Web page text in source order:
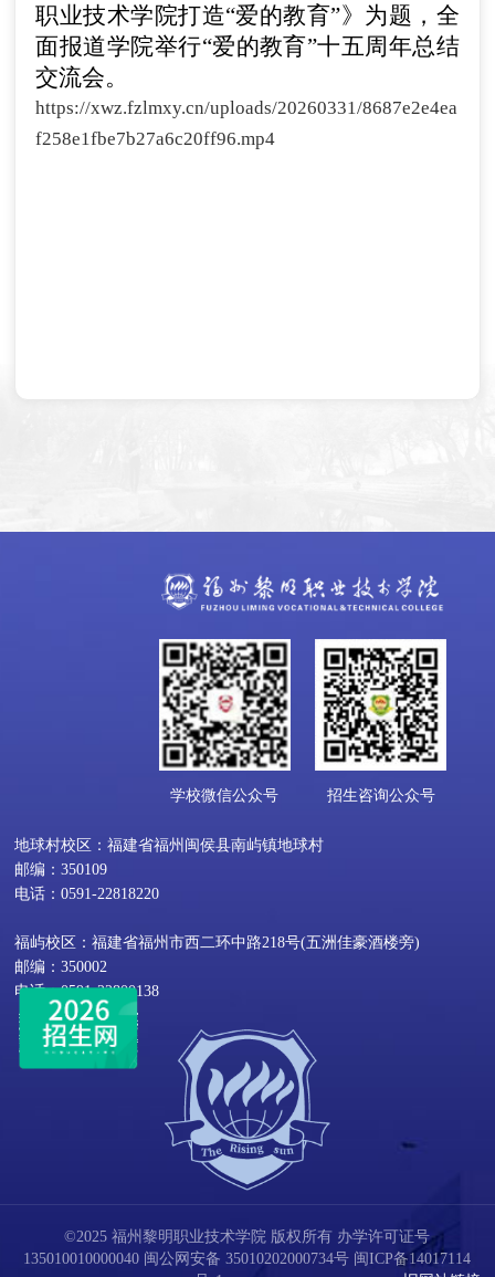
职业技术学院打造“爱的教育”》为题， 全
面报道学院举行“爱的教育”十五周年总结
交流会。
https://xwz.fzlmxy.cn/uploads/20260331/8687e2e4ea
f258e1fbe7b27a6c20ff96.mp4
学校微信公众号 招生咨询公众号
地球村校区：福建省福州闽侯县南屿镇地球村
邮编：350109
电话：0591-22818220
福屿校区：福建省福州市西二环中路218号(五洲佳豪酒楼旁)
邮编：350002
电话：0591-22800138
©2025 福州黎明职业技术学院 版权所有 办学许可证号
135010010000040 闽公网安备 35010202000734号 闽ICP备14017114